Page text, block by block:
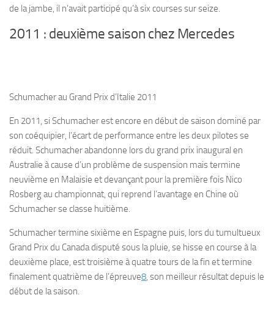
de la jambe, il n’avait participé qu’à six courses sur seize.
2011 : deuxième saison chez Mercedes
Schumacher au Grand Prix d’Italie 2011
En 2011, si Schumacher est encore en début de saison dominé par
son coéquipier, l’écart de performance entre les deux pilotes se
réduit. Schumacher abandonne lors du grand prix inaugural en
Australie à cause d’un problème de suspension mais termine
neuvième en Malaisie et devançant pour la première fois Nico
Rosberg au championnat, qui reprend l’avantage en Chine où
Schumacher se classe huitième.
Schumacher termine sixième en Espagne puis, lors du tumultueux
Grand Prix du Canada disputé sous la pluie, se hisse en course à la
deuxième place, est troisième à quatre tours de la fin et termine
finalement quatrième de l’épreuve8, son meilleur résultat depuis le
début de la saison.